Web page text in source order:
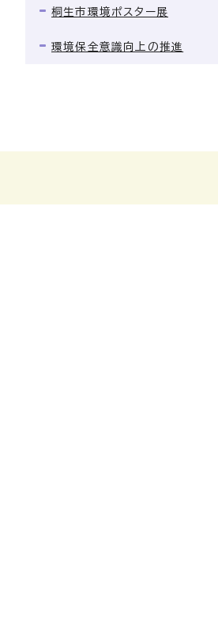
桐生市環境ポスター展
環境保全意識向上の推進